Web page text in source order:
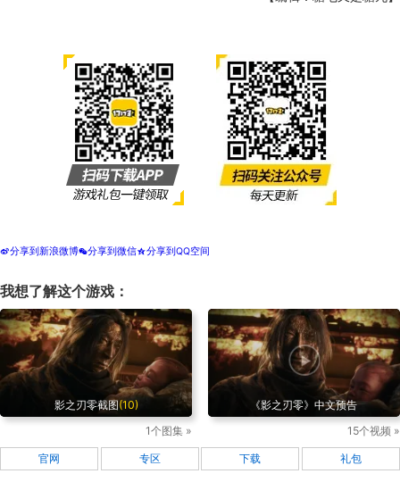
t分享到新浪微博w分享到微信z分享到QQ空间
我想了解这个游戏：
影之刃零截图(10)
1个图集 »
《影之刃零》中文预告
15个视频 »
官网 专区 下载 礼包